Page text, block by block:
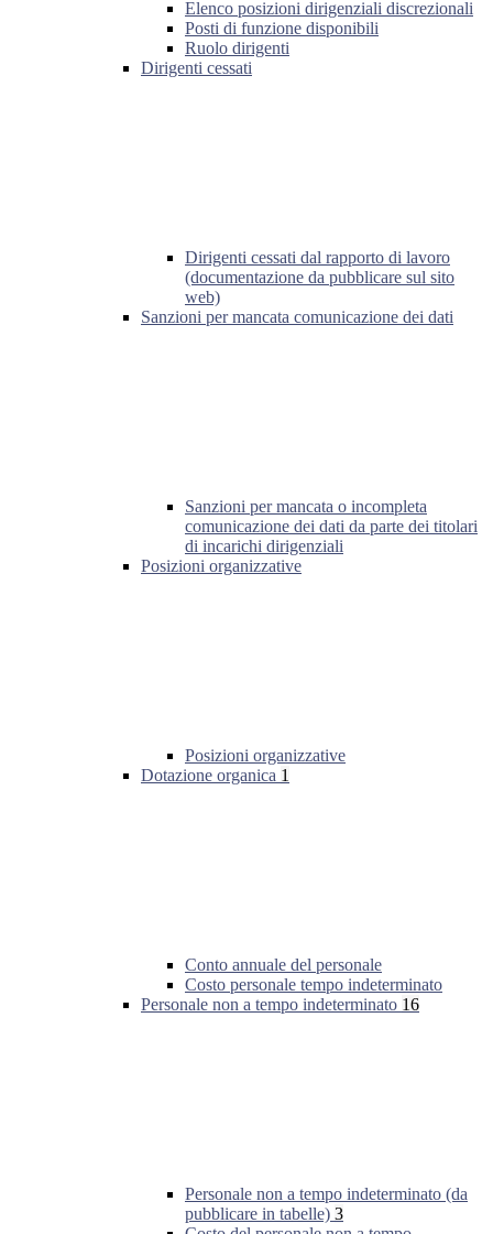
Elenco posizioni dirigenziali discrezionali
Posti di funzione disponibili
Ruolo dirigenti
Dirigenti cessati
Dirigenti cessati dal rapporto di lavoro
(documentazione da pubblicare sul sito
web)
Sanzioni per mancata comunicazione dei dati
Sanzioni per mancata o incompleta
comunicazione dei dati da parte dei titolari
di incarichi dirigenziali
Posizioni organizzative
Posizioni organizzative
Dotazione organica 1
Conto annuale del personale
Costo personale tempo indeterminato
Personale non a tempo indeterminato 16
Personale non a tempo indeterminato (da
pubblicare in tabelle) 3